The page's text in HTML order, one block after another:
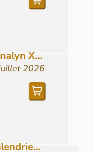
X...
2026